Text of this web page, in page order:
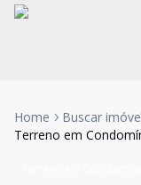
Home
Buscar
Terreno em